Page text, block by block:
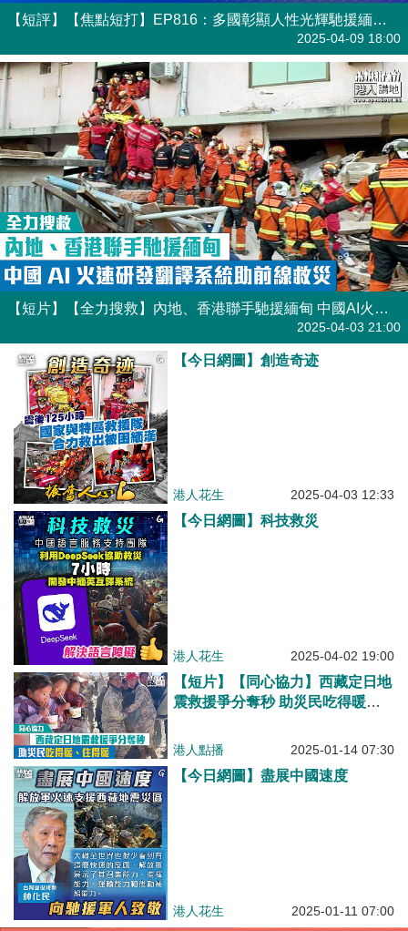
【短評】【焦點短打】EP816：多國彰顯人性光輝馳援緬甸 美國 「基本缺席」 更上演「救援鬧劇」？
2025-04-09 18:00
【短片】【全力搜救】內地、香港聯手馳援緬甸 中國AI火速研發翻譯系統助前線救災
2025-04-03 21:00
【今日網圖】創造奇迹
港人花生 2025-04-03 12:33
【今日網圖】科技救災
港人花生 2025-04-02 19:00
【短片】【同心協力】西藏定日地
震救援爭分奪秒 助災民吃得暖、
港人點播 2025-01-14 07:30
【今日網圖】盡展中國速度
港人花生 2025-01-11 07:00